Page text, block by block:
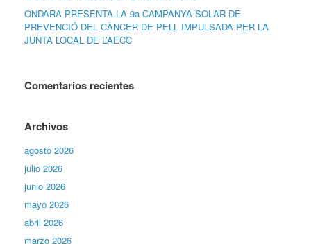
ONDARA PRESENTA LA 9a CAMPANYA SOLAR DE
PREVENCIÓ DEL CÀNCER DE PELL IMPULSADA PER LA
JUNTA LOCAL DE L’AECC
Comentarios recientes
Archivos
agosto 2026
julio 2026
junio 2026
mayo 2026
abril 2026
marzo 2026